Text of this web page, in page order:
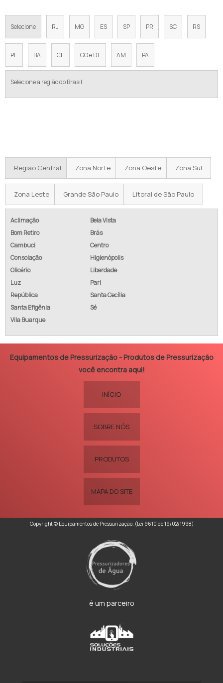
Selecione RJ MG ES SP PR SC RS
PE BA CE GO e DF AM PA
Selecione a região do Brasil
Região Central Zona Norte Zona Oeste Zona Sul
Zona Leste Grande São Paulo Litoral de São Paulo
Aclimação
Bela Vista
Bom Retiro
Brás
Cambuci
Centro
Consolação
Higienópolis
Glicério
Liberdade
Luz
Pari
República
Santa Cecília
Santa Efigênia
Sé
Vila Buarque
Equipamentos de Pressurização - Produtos de Pressurização
você encontra aqui!
INÍCIO
SOBRE NÓS
PRODUTOS
MAPA DO SITE
Copyright © Equipamentos de Pressurização. (Lei 9610 de 19/02/1998)
é um parceiro